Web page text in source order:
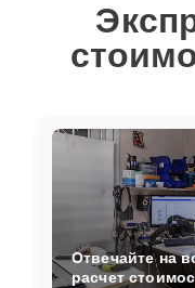
Отвечайте на
расчет